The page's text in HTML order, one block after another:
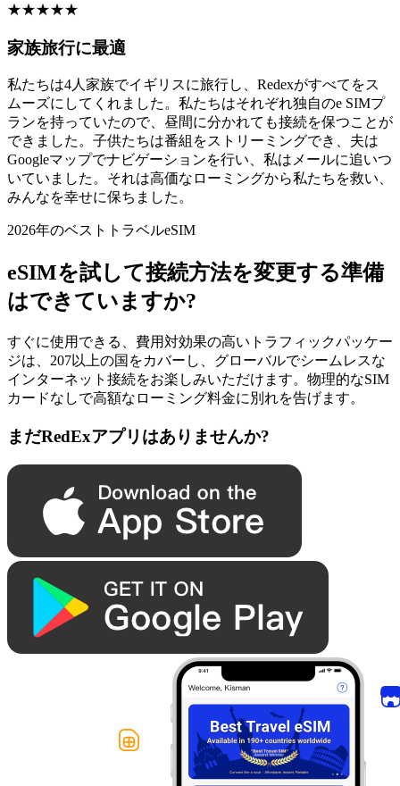
★★★★★
家族旅行に最適
私たちは4人家族でイギリスに旅行し、Redexがすべてをス
ムーズにしてくれました。私たちはそれぞれ独自のe SIMプ
ランを持っていたので、昼間に分かれても接続を保つことが
できました。子供たちは番組をストリーミングでき、夫は
Googleマップでナビゲーションを行い、私はメールに追いつ
いていました。それは高価なローミングから私たちを救い、
みんなを幸せに保ちました。
2026年のベストトラベルeSIM
eSIMを試して接続方法を変更する準備
はできていますか?
すぐに使用できる、費用対効果の高いトラフィックパッケー
ジは、207以上の国をカバーし、グローバルでシームレスな
インターネット接続をお楽しみいただけます。物理的なSIM
カードなしで高額なローミング料金に別れを告げます。
まだRedExアプリはありませんか?